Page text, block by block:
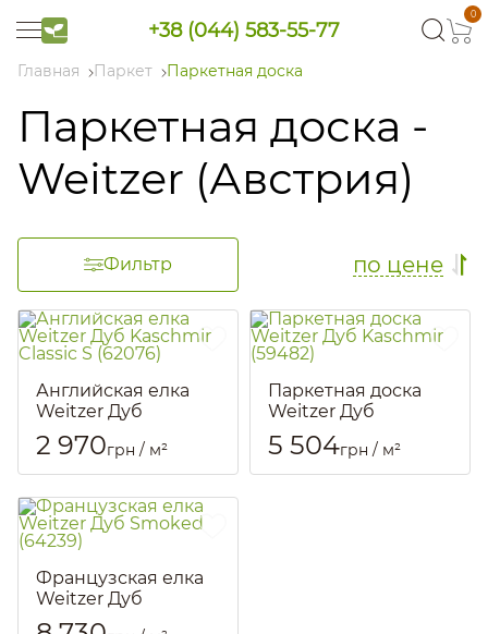
+38 (044) 583-55-77
0
Главная Паркет Паркетная доска
Паркетная доска -
Weitzer (Австрия)
по цене
Фильтр
Английская елка
Weitzer Дуб
Kaschmir Classic S
(62076)
Артикул:: 2785
2 970грн / м²
Паркетная доска
Weitzer Дуб
Kaschmir (59482)
Артикул:: 2765
5 504грн / м²
Французская елка
Weitzer Дуб
Smoked (64239)